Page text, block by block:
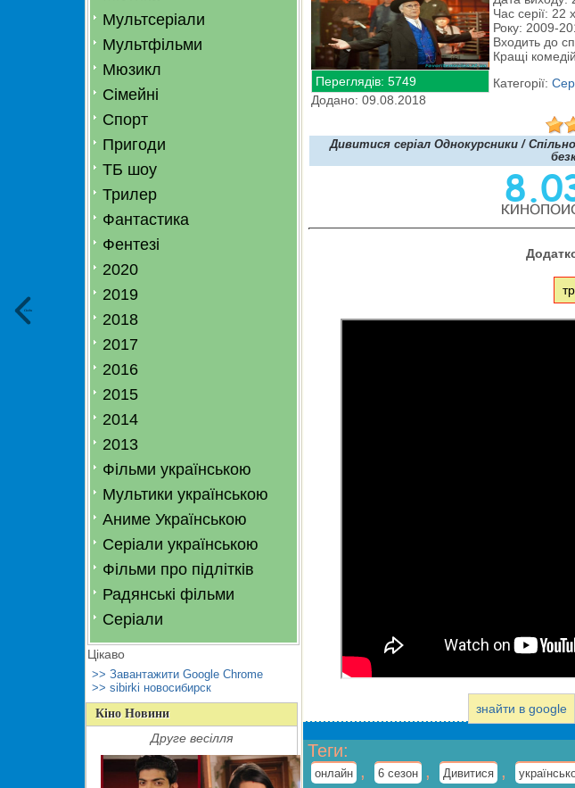
Сюди
Мультсеріали
Мультфільми
Мюзикл
Сімейні
Спорт
Пригоди
ТБ шоу
Трилер
Фантастика
Фентезі
2020
2019
2018
2017
2016
2015
2014
2013
Фільми українською
Мультики українською
Аниме Українською
Серіали українською
Фільми про підлітків
Радянські фільми
Серіали
Цікаво
>> Завантажити Google Chrome
>> sibirki новосибирск
Кіно Новини
Друге весілля
Переглядів: 5749
Додано: 09.08.2018
Час серії: 22
Року: 2009-
Входить до
Кращі
Категорії:
Дивитися серіал Однокурсники /
знайти в google
Теги:
онлайн , 6 сезон , Дивитися ,